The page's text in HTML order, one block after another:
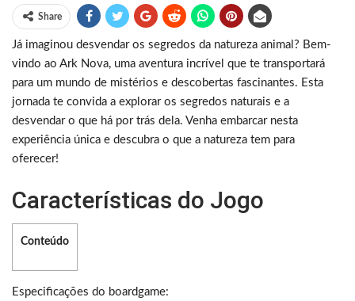
Share
Já imaginou desvendar os segredos da natureza animal? Bem-
vindo ao Ark Nova, uma aventura incrível que te transportará
para um mundo de mistérios e descobertas fascinantes. Esta
jornada te convida a explorar os segredos naturais e a
desvendar o que há por trás dela. Venha embarcar nesta
experiência única e descubra o que a natureza tem para
oferecer!
Características do Jogo
Conteúdo
Especificações do boardgame: